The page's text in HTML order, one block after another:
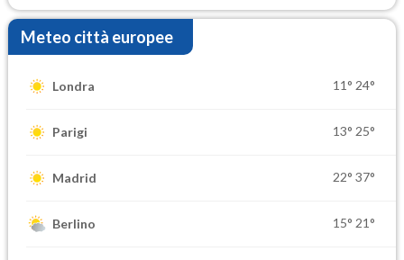
Meteo città europee
Londra 11° 24°
Parigi 13° 25°
Madrid 22° 37°
Berlino 15° 21°